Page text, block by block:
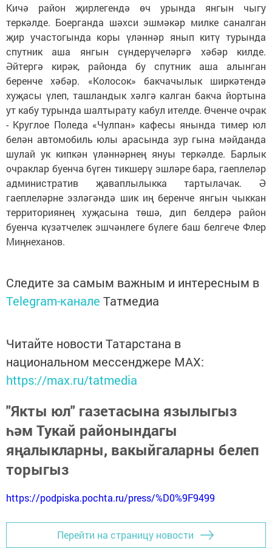
Кичә район җирлегендә өч урында янгын чыгу
теркәлде. Боерганда шәхси эшмәкәр милке саналган
җир участогында коры үләннәр янып китү турында
спутник аша янгын сүндерүчеләргә хәбәр килде.
Әйтергә кирәк, районда бу спутник аша алынган
беренче хәбәр. «Колосок» бакчачылык ширкәтендә
хуҗасы үлеп, ташландык хәлгә калган бакча йортына
ут кабу турында шалтырату кабул ителде. Өченче очрак
- Круглое Поледа «Чулпан» кафесы янында тимер юл
белән автомобиль юлы арасында зур гына мәйданда
шулай ук кипкән үләннәрнең януы теркәлде. Барлык
очраклар буенча бүген тикшерү эшләре бара, гаеплеләр
административ җаваплылыкка тартылачак. Ә
гаеплеләрне эзләгәндә шик иң беренче янгын чыккан
территориянең хуҗасына төшә, дип белдерә район
буенча күзәтчелек эшчәнлеге бүлеге баш белгече Флер
Миңнеханов.
Следите за самым важным и интересным в
Telegram-канале Татмедиа
Читайте новости Татарстана в
национальном мессенджере MАХ:
https://max.ru/tatmedia
"Якты юл" газетасына язылыгыз
һәм Тукай районындагы
яңалыкларны, вакыйгаларны белеп
торыгыз
https://podpiska.pochta.ru/press/%D0%9F9499
Перейти на страницу новости